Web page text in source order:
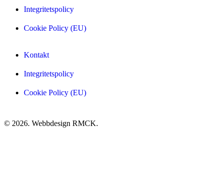
Integritetspolicy
Cookie Policy (EU)
Kontakt
Integritetspolicy
Cookie Policy (EU)
© 2026. Webbdesign RMCK.